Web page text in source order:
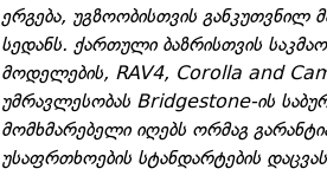
ერგება, უგზოობისთვის
სედანს. ქართული ბაზრისთვის
მოდელების, RAV4, Corolla and
უმრავლესობას Bridgestone-ის
მომხმარებელი იღებს ორმაგ
უსაფრთხოების სტანდარტების